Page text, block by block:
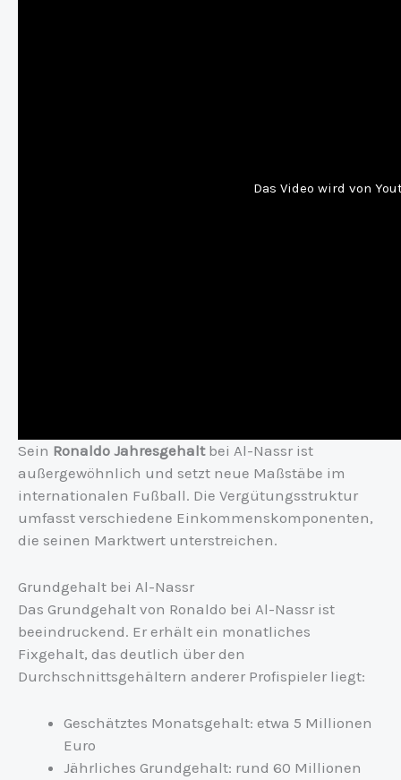
Das Video wird von
Sein Ronaldo Jahresgehaltbei Al-Nassr ist
außergewöhnlich und setzt neue Maßstäbe im
internationalen Fußball. Die Vergütungsstruktur
umfasst verschiedene Einkommenskomponenten,
die seinen Marktwert unterstreichen.
Grundgehalt bei Al-Nassr
Das Grundgehalt von Ronaldo bei Al-Nassr ist
beeindruckend. Er erhält ein monatliches
Fixgehalt, das deutlich über den
Durchschnittsgehältern anderer Profispieler liegt:
Geschätztes Monatsgehalt: etwa 5 Millionen
Euro
Jährliches Grundgehalt: rund 60 Millionen